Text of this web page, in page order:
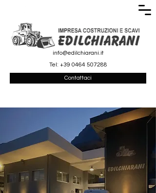
info@edilchiarani.it
Tel: +39 0464 507288
Contattaci